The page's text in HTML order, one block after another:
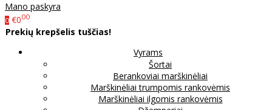
Mano paskyra
0 €000
Prekių krepšelis tuščias!
Vyrams
Šortai
Berankoviai marškinėliai
Marškinėliai trumpomis rankovėmis
Marškinėliai ilgomis rankovėmis